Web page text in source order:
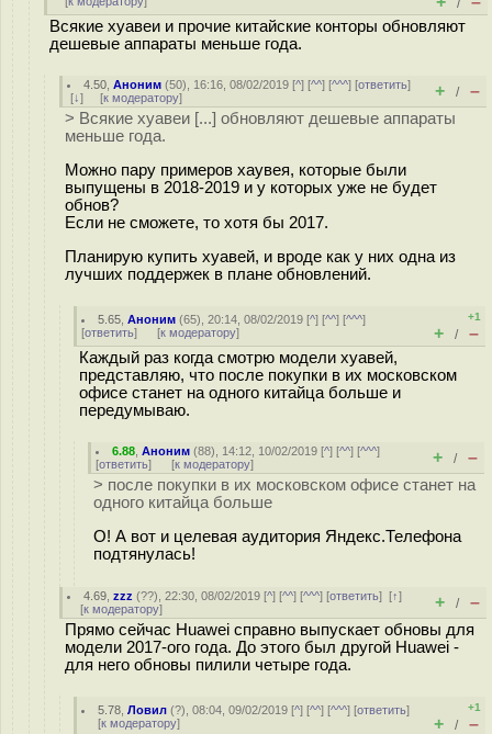
/
Всякие хуавеи и прочие китайские конторы обновляют
дешевые аппараты меньше года.
4.50 ,Аноним (50), 16:16, 08/02/2019 [^] [^^] [^^^] [ответить]
[↓] [к модератору] + / –
> Всякие хуавеи [...] обновляют дешевые аппараты
меньше года.
Можно пару примеров хаувея, которые были
выпущены в 2018-2019 и у которых уже не будет
обнов?
Если не сможете, то хотя бы 2017.
Планирую купить хуавей, и вроде как у них одна из
лучших поддержек в плане обновлений.
5.65 ,Аноним (65), 20:14, 08/02/2019 [^] [^^] [^^^]
[ответить] [к модератору]
+1
+ / –
Каждый раз когда смотрю модели хуавей,
представляю, что после покупки в их московском
офисе станет на одного китайца больше и
передумываю.
6.88 ,Аноним (88), 14:12, 10/02/2019 [^] [^^] [^^^]
[ответить] [к модератору] + / –
> после покупки в их московском офисе станет на
одного китайца больше
О! А вот и целевая аудитория Яндекс.Телефона
подтянулась!
4.69 ,zzz (??), 22:30, 08/02/2019 [^] [^^] [^^^] [ответить][↑]
[к модератору] + / –
Прямо сейчас Huawei справно выпускает обновы для
модели 2017-ого года. До этого был другой Huawei -
для него обновы пилили четыре года.
5.78 ,Ловил (?), 08:04, 09/02/2019 [^] [^^] [^^^] [ответить]
[к модератору]
+1
+ / –